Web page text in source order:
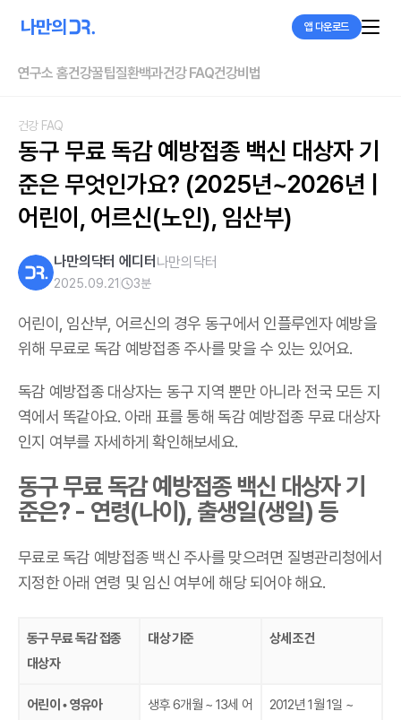
앱 다운로드
연구소 홈건강꿀팁질환백과건강 FAQ건강비법
건강 FAQ
동구 무료 독감 예방접종 백신 대상자 기
준은 무엇인가요? (2025년~2026년 |
어린이, 어르신(노인), 임산부)
나만의닥터 에디터 나만의닥터
2025.09.21 3분
어린이, 임산부, 어르신의 경우 동구에서 인플루엔자 예방을
위해 무료로 독감 예방접종 주사를 맞을 수 있는 있어요.
독감 예방접종 대상자는 동구 지역 뿐만 아니라 전국 모든 지
역에서 똑같아요. 아래 표를 통해 독감 예방접종 무료 대상자
인지 여부를 자세하게 확인해보세요.
동구 무료 독감 예방접종 백신 대상자 기
준은? - 연령(나이), 출생일(생일) 등
무료로 독감 예방접종 백신 주사를 맞으려면 질병관리청에서
지정한 아래 연령 및 임신 여부에 해당 되어야 해요.
동구 무료 독감 접종
대상자
대상 기준 상세 조건
어린이 • 영유아
생후 6개월 ~ 13세 어
2012년 1월 1일 ~